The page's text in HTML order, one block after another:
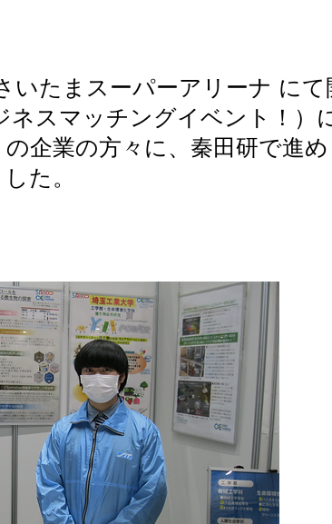
いたまスーパーアリーナ に
ネスマッチングイベント！）
企業の方々に、秦田研で進
た。